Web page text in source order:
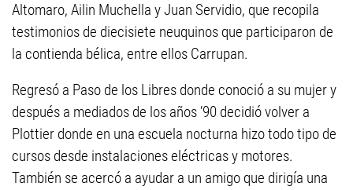
Altomaro, Ailin Muchella y Juan Servidio, que recopila
testimonios de diecisiete neuquinos que participaron de
la contienda bélica, entre ellos Carrupan.
Regresó a Paso de los Libres donde conoció a su mujer y
después a mediados de los años ’90 decidió volver a
Plottier donde en una escuela nocturna hizo todo tipo de
cursos desde instalaciones eléctricas y motores.
También se acercó a ayudar a un amigo que dirigía una